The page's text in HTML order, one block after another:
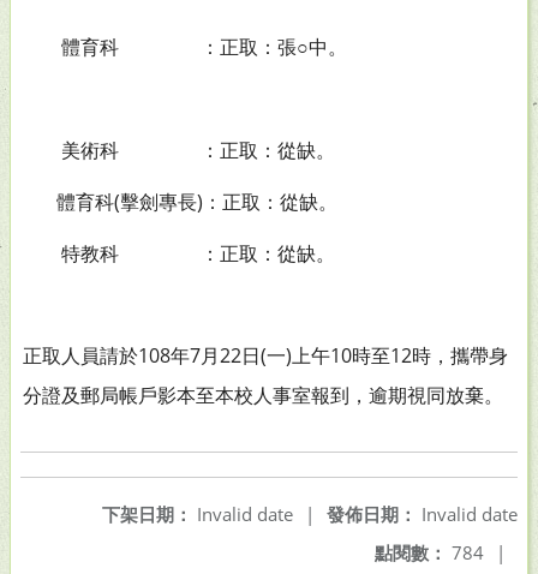
體育科 ：正取：張○中。
美術科 ：正取：從缺。
體育科(擊劍專長) ：正取：從缺。
特教科 ：正取：從缺。
正取人員請於108年7月 22日 (一) 上午10時至12時，攜帶身
分證及郵局帳戶影本至本校人事室報到，逾期視同放棄。
發佈日期： Invalid date
下架日期： Invalid date
|
點閱數： 784 |